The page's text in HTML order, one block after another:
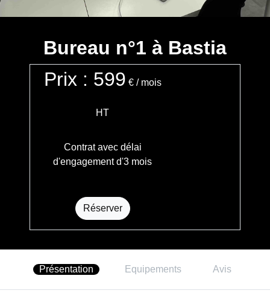
Bureau n°1 à Bastia
Prix : 599 €/ mois
HT
Contrat avec délai
d'engagement d'3 mois
Réserver
Présentation Equipements Avis